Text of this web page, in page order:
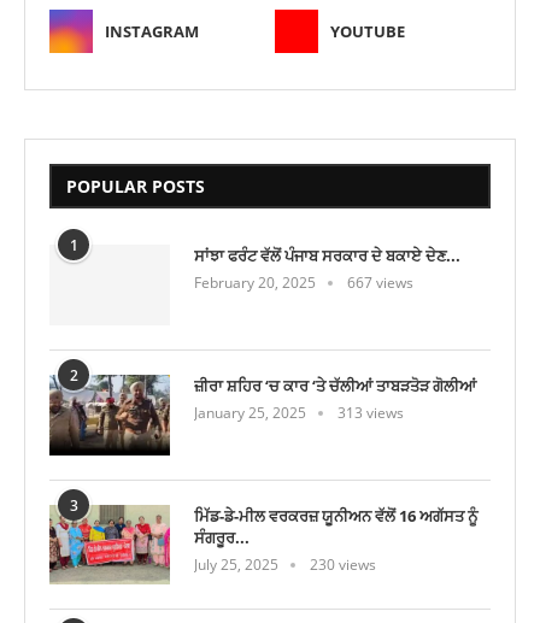
INSTAGRAM YOUTUBE
POPULAR POSTS
1 ਸਾਂਝਾ ਫਰੰਟ ਵੱਲੋਂ ਪੰਜਾਬ ਸਰਕਾਰ ਦੇ ਬਕਾਏ ਦੇਣ...
February 20, 2025 667 views
2 ਜ਼ੀਰਾ ਸ਼ਹਿਰ ‘ਚ ਕਾਰ ‘ਤੇ ਚੱਲੀਆਂ ਤਾਬੜਤੋੜ ਗੋਲੀਆਂ
January 25, 2025 313 views
3
ਮਿੱਡ-ਡੇ-ਮੀਲ ਵਰਕਰਜ਼ ਯੂਨੀਅਨ ਵੱਲੋਂ 16 ਅਗੱਸਤ ਨੂੰ
ਸੰਗਰੂਰ...
July 25, 2025 230 views